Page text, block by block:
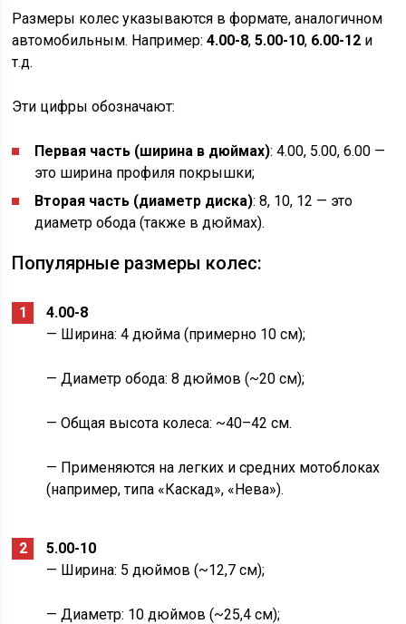
Размеры колес указываются в формате, аналогичном
автомобильным. Например:4.00-8,5.00-10, 6.00-12 и
т.д.
Эти цифры обозначают:
Первая часть (ширина в дюймах): 4.00, 5.00, 6.00 —
это ширина профиля покрышки;
Вторая часть (диаметр диска): 8, 10, 12 — это
диаметр обода (также в дюймах).
Популярные размеры колес:
4.00-8
— Ширина: 4 дюйма (примерно 10 см);
— Диаметр обода: 8 дюймов (~20 см);
— Общая высота колеса: ~40–42 см.
— Применяются на легких и средних мотоблоках
(например, типа «Каскад», «Нева»).
5.00-10
— Ширина: 5 дюймов (~12,7 см);
— Диаметр: 10 дюймов (~25,4 см);